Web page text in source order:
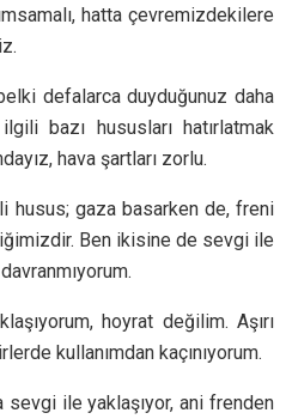
hatta çevremizdekilere
defalarca duyduğunuz daha
bazı hususları hatırlatmak
hava şartları zorlu.
husus; gaza basarken de, freni
Ben ikisine de sevgi ile
hoyrat değilim. Aşırı
kullanımdan kaçınıyorum.
ile yaklaşıyor, ani frenden